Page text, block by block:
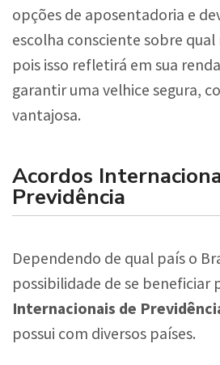
opções de aposentadoria e
escolha consciente sobre
pois isso refletirá em sua
garantir uma velhice segura,
vantajosa.
Acordos
Previdência
Dependendo de qual país o
possibilidade de se beneficiar
Internacionais de
possui com diversos países.